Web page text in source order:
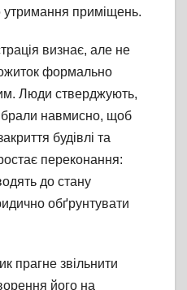
утримання приміщень.
визнає, але не
формально
Люди стверджують,
навмисно, щоб
будівлі та
переконання:
до стану
обґрунтувати
прагне звільнити
його на